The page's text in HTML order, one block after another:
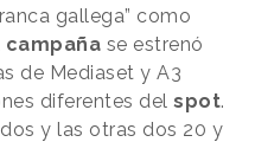
gallega” como
campaña se estrenó
de Mediaset y A3
diferentes del spot.
y las otras dos 20 y